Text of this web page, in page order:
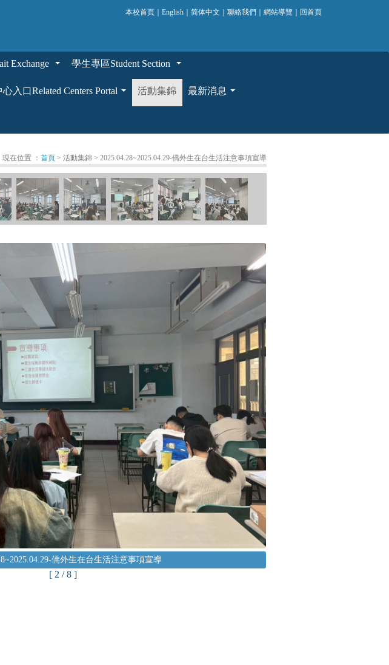
本校首頁 ｜English ｜简体中文 ｜聯絡我們 ｜網站導覽 回首頁
Exchange 學生專區Student Section
入口Related Centers Portal 活動集錦 最新消息
現在位置 ： 首頁 > 活動集錦 > 2025.04.28~2025.04.29-僑外生在台生活注意事項宣導
僑外生在台生活注意事項宣導
[ 2 / 8 ]